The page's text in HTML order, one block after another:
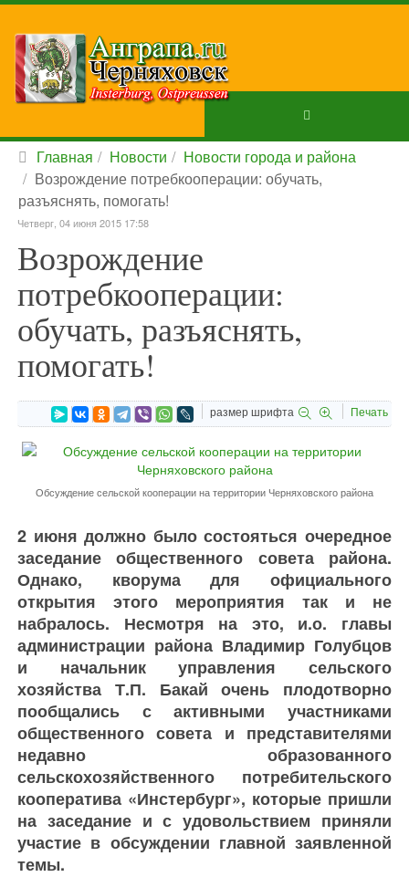
Главная Новости
Новости города и района
Возрождение потребкооперации: обучать,
разъяснять, помогать!
Четверг, 04 июня 2015 17:58
Возрождение
потребкооперации:
обучать, разъяснять,
помогать!
размер шрифта Печать
Обсуждение сельской кооперации на территории Черняховского района
2 июня должно было состояться очередное
заседание общественного совета района.
Однако, кворума для официального
открытия этого мероприятия так и не
набралось. Несмотря на это, и.о. главы
администрации района Владимир Голубцов
и начальник управления сельского
хозяйства Т.П. Бакай очень плодотворно
пообщались с активными участниками
общественного совета и представителями
недавно образованного
сельскохозяйственного потребительского
кооператива «Инстербург», которые пришли
на заседание и с удовольствием приняли
участие в обсуждении главной заявленной
темы.